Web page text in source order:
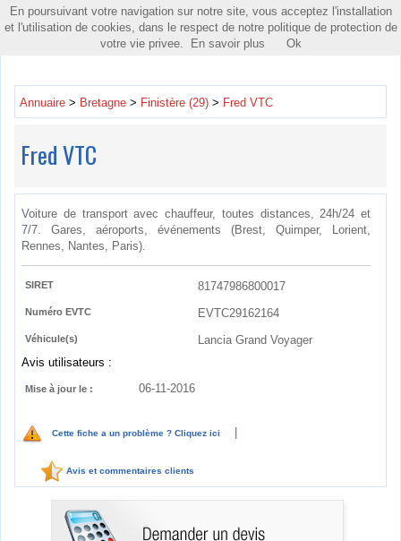
Toggle
Annuaire > Bretagne > Finistère (29) > Fred VTC
Fred VTC
Voiture de transport avec chauffeur, toutes distances, 24h/24 et
7/7. Gares, aéroports, événements (Brest, Quimper, Lorient,
Rennes, Nantes, Paris).
SIRET 81747986800017
Numéro EVTC EVTC29162164
Véhicule(s)
Lancia Grand Voyager
Avis utilisateurs :
Mise à jour le : 06-11-2016
Cette fiche a un problème ? Cliquez ici
Avis et commentaires clients
En poursuivant votre navigation sur notre site, vous acceptez l'installation
et l'utilisation de cookies, dans le respect de notre politique de protection de
votre vie privee.
En savoir plus Ok